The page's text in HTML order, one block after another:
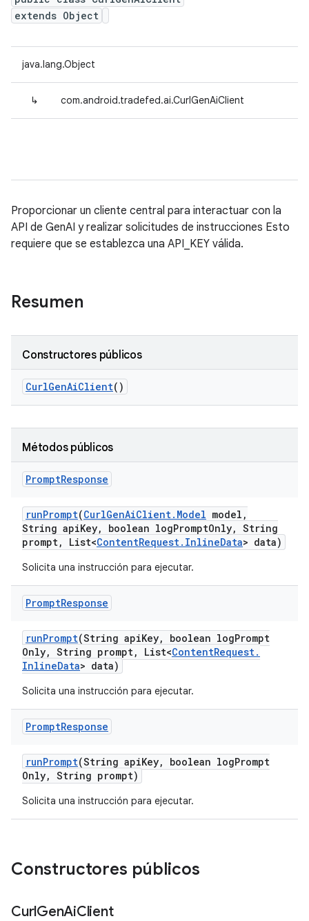
extends Object
java.lang.Object
↳ com.android.tradefed.ai.CurlGenAiClient
Proporcionar un cliente central para interactuar con la
API de GenAI y realizar solicitudes de instrucciones Esto
requiere que se establezca una API_KEY válida.
Resumen
Constructores públicos
CurlGenAiClient()
Métodos públicos
PromptResponse
runPrompt(CurlGenAiClient. Model model ,
String apiKey, boolean logPromptOnly, String
prompt, List<ContentRequest. InlineData> data)
Solicita una instrucción para ejecutar.
PromptResponse
runPrompt(String apiKey, boolean logPrompt
Only, String prompt, List<ContentRequest.
InlineData> data)
Solicita una instrucción para ejecutar.
PromptResponse
runPrompt(String apiKey, boolean logPrompt
Only, String prompt)
Solicita una instrucción para ejecutar.
Constructores públicos
CurlGenAiClient